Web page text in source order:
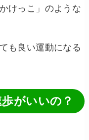
けっこ」のような
も良い運動になる
がいいの？